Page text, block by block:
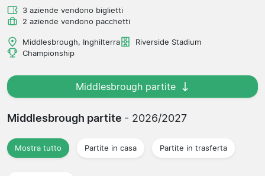
3 aziende vendono biglietti
2 aziende vendono pacchetti
Middlesbrough, Inghilterra
Riverside Stadium
Championship
Middlesbrough partite
Middlesbrough partite - 2026/2027
Mostra tutto Partite in casa Partite in trasferta